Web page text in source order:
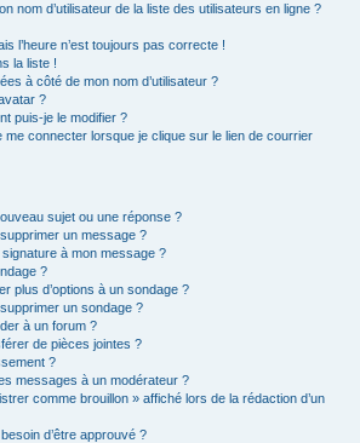
nom d’utilisateur de la liste des utilisateurs en ligne ?
l’heure n’est toujours pas correcte !
la liste !
à côté de mon nom d’utilisateur ?
?
puis-je le modifier ?
me connecter lorsque je clique sur le lien de courrier
sujet ou une réponse ?
un message ?
à mon message ?
?
plus d’options à un sondage ?
un sondage ?
à un forum ?
de pièces jointes ?
?
messages à un modérateur ?
comme brouillon » affiché lors de la rédaction d’un
d’être approuvé ?